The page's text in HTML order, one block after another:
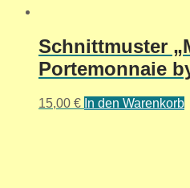
Schnittmuster
Portemonnaie
15,00 € In den Warenkorb